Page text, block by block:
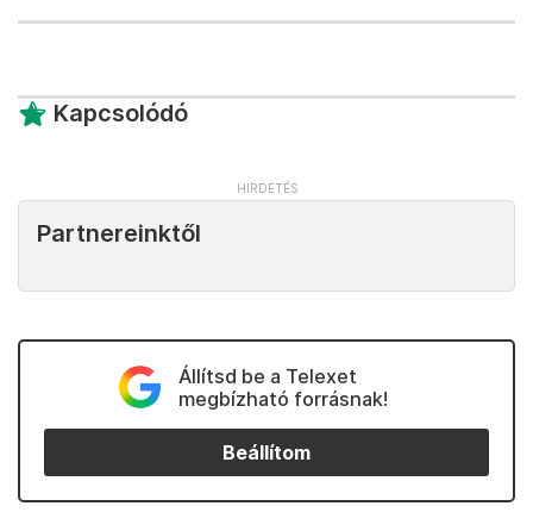
Kapcsolódó
Partnereinktől
Állítsd be a Telexet
megbízható forrásnak!
Beállítom